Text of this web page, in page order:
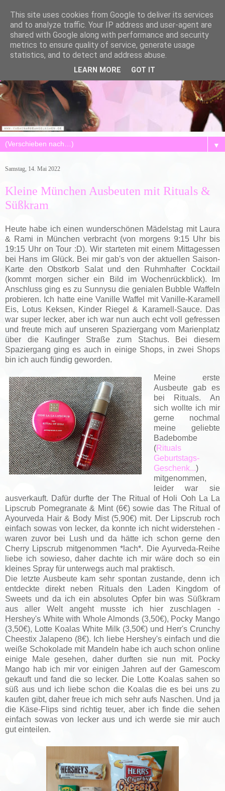
▼
Samstag, 14. Mai 2022
Kleine München Ausbeuten mit Rituals &
Süßkram
Heute habe ich einen wunderschönen Mädelstag mit Laura
& Rami in München verbracht (von morgens 9:15 Uhr bis
19:15 Uhr on Tour :D). Wir starteten mit einem Mittagessen
bei Hans im Glück. Bei mir gab's von der aktuellen Saison-
Karte den Obstkorb Salat und den Ruhmhafter Cocktail
(kommt morgen sicher ein Bild im Wochenrückblick). Im
Anschluss ging es zu Sunnysu die genialen Bubble Waffeln
probieren. Ich hatte eine Vanille Waffel mit Vanille-Karamell
Eis, Lotus Keksen, Kinder Riegel & Karamell-Sauce. Das
war super lecker, aber ich war nun auch echt voll gefressen
und freute mich auf unseren Spaziergang vom Marienplatz
über die Kaufinger Straße zum Stachus. Bei diesem
Spaziergang ging es auch in einige Shops, in zwei Shops
bin ich auch fündig geworden.
Meine erste
Ausbeute gab es
bei Rituals. An
sich wollte ich mir
gerne nochmal
meine geliebte
Badebombe
(Rituals
Geburtstags-
Geschenk...)
mitgenommen,
leider war sie
ausverkauft. Dafür durfte der The Ritual of Holi Ooh La La
Lipscrub Pomegranate & Mint (6€) sowie das The Ritual of
Ayourveda Hair & Body Mist (5,90€) mit. Der Lipscrub roch
einfach sowas von lecker, da konnte ich nicht widerstehen -
waren zuvor bei Lush und da hätte ich schon gerne den
Cherry Lipscrub mitgenommen *lach*. Die Ayurveda-Reihe
liebe ich sowieso, daher dachte ich mir wäre doch so ein
kleines Spray für unterwegs auch mal praktisch.
Die letzte Ausbeute kam sehr spontan zustande, denn ich
entdeckte direkt neben Rituals den Laden Kingdom of
Sweets und da ich ein absolutes Opfer bin was Süßkram
aus aller Welt angeht musste ich hier zuschlagen -
Hershey's White with Whole Almonds (3,50€), Pocky Mango
(3,50€), Lotte Koalas White Milk (3,50€) und Herr's Crunchy
Cheestix Jalapeno (8€). Ich liebe Hershey's einfach und die
weiße Schokolade mit Mandeln habe ich auch schon online
einige Male gesehen, daher durften sie nun mit. Pocky
Mango hab ich mir vor einigen Jahren auf der Gamescom
gekauft und fand die so lecker. Die Lotte Koalas sahen so
süß aus und ich liebe schon die Koalas die es bei uns zu
kaufen gibt, daher freue ich mich sehr aufs Naschen. Und ja
die Käse-Flips sind richtig teuer, aber ich finde die sehen
einfach sowas von lecker aus und ich werde sie mir auch
gut einteilen.
This site uses cookies from Google to deliver its services
and to analyze traffic. Your IP address and user-agent are
shared with Google along with performance and security
metrics to ensure quality of service, generate usage
statistics, and to detect and address abuse.
LEARN MORE GOT IT